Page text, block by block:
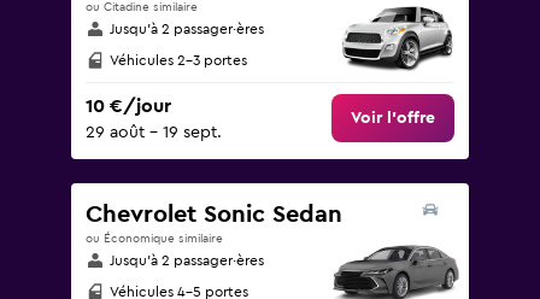
ou Citadine similaire
Jusqu’à 2 passager·ères
Véhicules 2-3 portes
10 €/jour
29 août - 19 sept.
Voir l’offre
Chevrolet Sonic Sedan
ou Économique similaire
Jusqu’à 2 passager·ères
Véhicules 4-5 portes